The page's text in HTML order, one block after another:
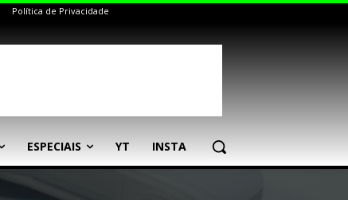
Política de Privacidade
ESPECIAIS YT INSTA